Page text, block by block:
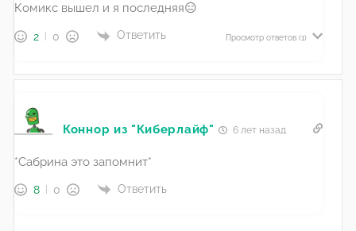
Комикс вышел и я последняя😑
2 0 Ответить Просмотр ответов (1)
Коннор из "Киберлайф" 6 лет назад
*Сабрина это запомнит*
8 0 Ответить